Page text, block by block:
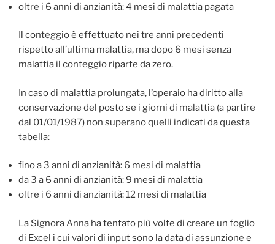
oltre i 6 anni di anzianità: 4 mesi di malattia pagata
Il conteggio è effettuato nei tre anni precedenti
rispetto all’ultima malattia, ma dopo 6 mesi senza
malattia il conteggio riparte da zero.
In caso di malattia prolungata, l’operaio ha diritto alla
conservazione del posto se i giorni di malattia (a partire
dal 01/01/1987) non superano quelli indicati da questa
tabella:
fino a 3 anni di anzianità: 6 mesi di malattia
da 3 a 6 anni di anzianità: 9 mesi di malattia
oltre i 6 anni di anzianità: 12 mesi di malattia
La Signora Anna ha tentato più volte di creare un foglio
di Excel i cui valori di input sono la data di assunzione e